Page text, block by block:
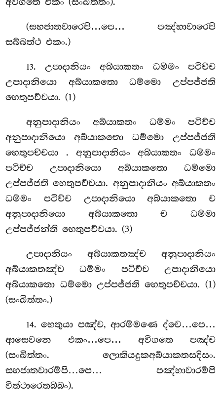
(සහජාතවාරෙපි…පෙ… පඤ්හාවාරෙපි
සබ්බත්ථ එකං.)
13. උපාදානියංඅබ්යාකතං ධම්මං පටිච්ච
උපාදානියො අබ්යාකතො ධම්මො උප්පජ්ජති
හෙතුපච්චයා. (1)
අනුපාදානියං අබ්යාකතං ධම්මං පටිච්ච
අනුපාදානියො අබ්යාකතො ධම්මො උප්පජ්ජති
හෙතුපච්චයා . අනුපාදානියං අබ්යාකතං ධම්මං
පටිච්ච උපාදානියො අබ්යාකතො ධම්මො
උප්පජ්ජති හෙතුපච්චයා. අනුපාදානියං අබ්යාකතං
ධම්මං පටිච්ච උපාදානියො අබ්යාකතො ච
අනුපාදානියො අබ්යාකතො ච ධම්මා
උප්පජ්ජන්ති හෙතුපච්චයා. (3)
උපාදානියං අබ්යාකතඤ්ච අනුපාදානියං
අබ්යාකතඤ්ච ධම්මං පටිච්ච උපාදානියො
අබ්යාකතො ධම්මො උප්පජ්ජති හෙතුපච්චයා. (1)
(සංඛිත්තං.)
14. හෙතුයා පඤ්ච, ආරම්මණෙ ද්වෙ…පෙ…
ආසෙවනෙ එකං…පෙ… අවිගතෙ පඤ්ච
(සංඛිත්තං. ලොකියදුකඅබ්යාකතසදිසං.
සහජාතවාරම්පි…පෙ… පඤ්හාවාරම්පි
විත්ථාරෙතබ්බං).